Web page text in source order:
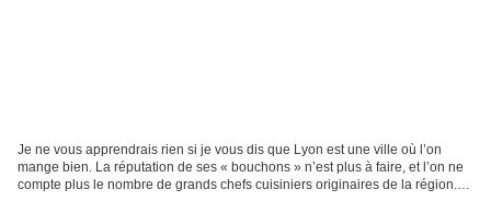
Je ne vous apprendrais rien si je vous dis que Lyon est une ville où l’on
mange bien. La réputation de ses « bouchons » n’est plus à faire, et l’on ne
compte plus le nombre de grands chefs cuisiniers originaires de la région.